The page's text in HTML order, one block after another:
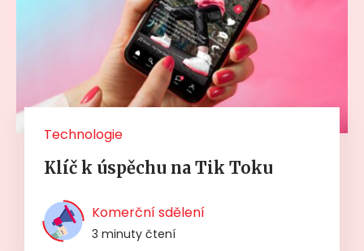
Technologie
Klíč k úspěchu na Tik Toku
Komerční sdělení
3 minuty čtení